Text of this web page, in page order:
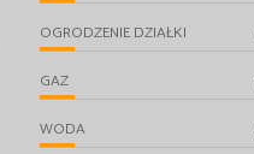
OGRODZENIE DZIAŁKI
GAZ
WODA